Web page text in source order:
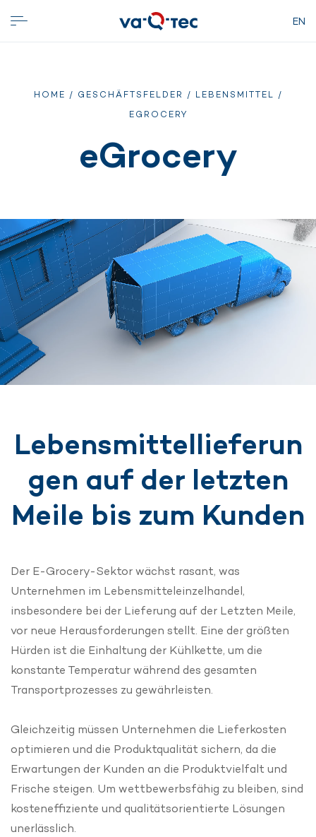
EN
HOME / GESCHÄFTSFELDER / LEBENSMITTEL /
EGROCERY
eGrocery
Lebensmittellieferun
gen auf der letzten
Meile bis zum Kunden
Der E-Grocery-Sektor wächst rasant, was
Unternehmen im Lebensmitteleinzelhandel,
insbesondere bei der Lieferung auf der Letzten Meile,
vor neue Herausforderungen stellt. Eine der größten
Hürden ist die Einhaltung der Kühlkette, um die
konstante Temperatur während des gesamten
Transportprozesses zu gewährleisten.
Gleichzeitig müssen Unternehmen die Lieferkosten
optimieren und die Produktqualität sichern, da die
Erwartungen der Kunden an die Produktvielfalt und
Frische steigen. Um wettbewerbsfähig zu bleiben, sind
kosteneffiziente und qualitätsorientierte Lösungen
unerlässlich.